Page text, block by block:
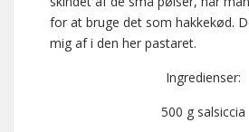
for at bruge det som hakkekød.
mig af i den her pastaret.
Ingredienser:
500 g salsiccia